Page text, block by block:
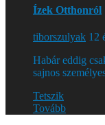
Ízek Otthonról
tiborszulyak 12
Habár eddig
sajnos
Tetszik
Tovább